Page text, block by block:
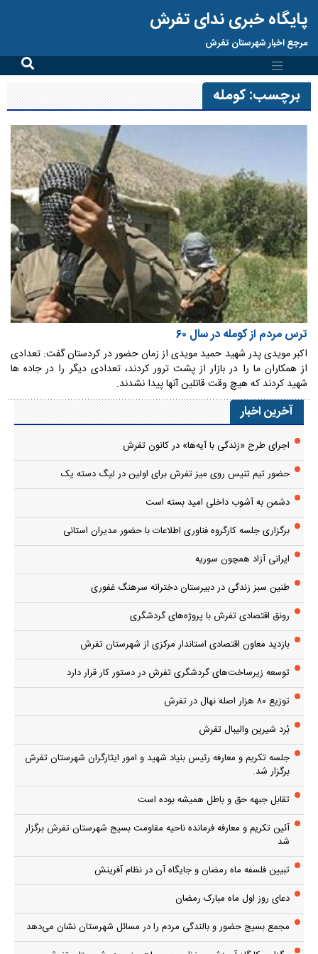
پایگاه خبری ندای تفرش
مرجع اخبار شهرستان تفرش
برچسب:کومله
ترس مردم از کومله در سال ۶۰
اکبر مویدی پدر شهید حمید مویدی از زمان حضور در کردستان گفت: تعدادی
از همکاران ما را در بازار از پشت ترور کردند، تعدادی دیگر را در جاده ها
شهید کردند که هیچ وقت قاتلین آنها پیدا نشدند.
آخرین اخبار
اجرای طرح «زندگی با آیه‌ها» در کانون تفرش
حضور تیم تنیس روی میز تفرش برای اولین در لیگ دسته یک
دشمن به آشوب داخلی امید بسته است
برگزاری جلسه کارگروه فناوری اطلاعات با حضور مدیران استانی
ایرانی آزاد همچون سوریه
طنین سبز زندگی در دبیرستان دخترانه سرهنگ غفوری
رونق اقتصادی تفرش با پروژه‌های گردشگری
بازدید معاون اقتصادی استاندار مرکزی از شهرستان تفرش
توسعه زیرساخت‌های گردشگری تفرش در دستور کار قرار دارد
توزیع ۸۰ هزار اصله نهال در تفرش
بُرد شیرین والیبال تفرش
جلسه تکریم و معارفه رئیس بنیاد شهید و امور ایثارگران شهرستان تفرش
برگزار شد.
تقابل جبهه حق و باطل همیشه بوده است
آئین تکریم و معارفه فرمانده ناحیه مقاومت بسیج شهرستان تفرش برگزار
شد
تبیین فلسفه ماه رمضان و جایگاه آن در نظام آفرینش
دعای روز اول ماه مبارک رمضان
مجمع بسیج حضور و بالندگی مردم را در مسائل شهرستان نشان می‌دهد